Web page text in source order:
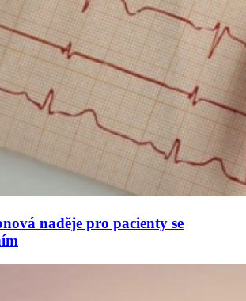
naděje pro pacienty se